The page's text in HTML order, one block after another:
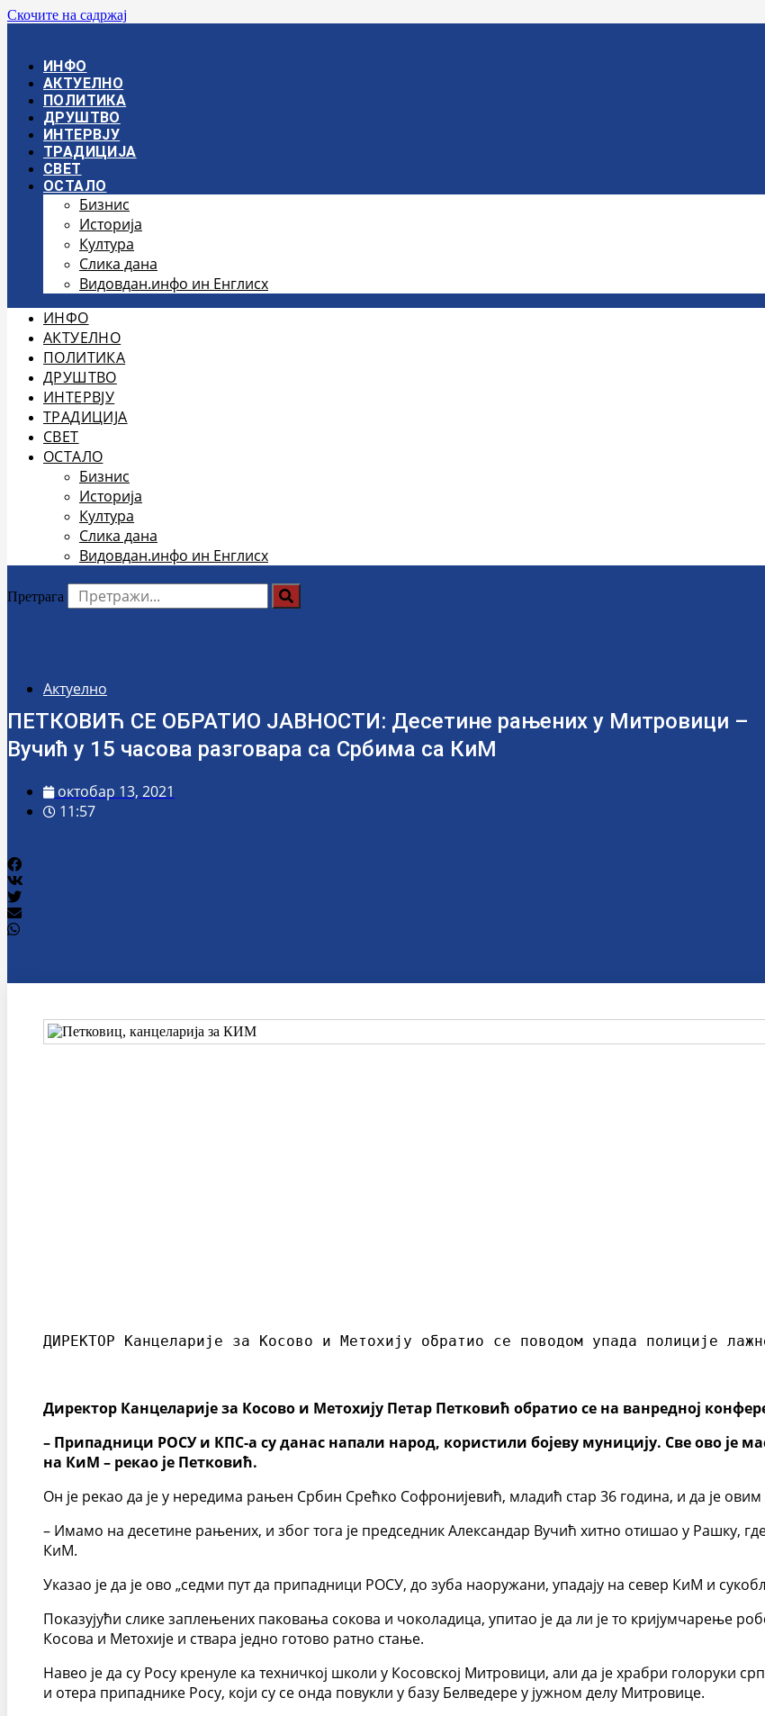
Скочите на садржај
ИНФО
АКТУЕЛНО
ПОЛИТИКА
ДРУШТВО
ИНТЕРВЈУ
ТРАДИЦИЈА
СВЕТ
ОСТАЛО
Бизнис
Историја
Култура
Слика дана
Видовдан.инфо ин Енглисх
ИНФО
АКТУЕЛНО
ПОЛИТИКА
ДРУШТВО
ИНТЕРВЈУ
ТРАДИЦИЈА
СВЕТ
ОСТАЛО
Бизнис
Историја
Култура
Слика дана
Видовдан.инфо ин Енглисх
Претрага
Актуелно
ПЕТКОВИЋ СЕ ОБРАТИО ЈАВНОСТИ: Десетине рањених у Митровици –
Вучић у 15 часова разговара са Србима са КиМ
октобар 13, 2021
11:57
ДИРЕКТОР Канцеларије за Косово и Метохију обратио се поводом упада полиције
Директор Канцеларије за Косово и Метохију Петар Петковић обратио се на ванредној
– Припадници РОСУ и КПС-а су данас напали народ, користили бојеву муницију. Све ово је
на КиМ – рекао је Петковић.
Он је рекао да је у нередима рањен Србин Срећко Софронијевић, младић стар 36 година, и да је овим
– Имамо на десетине рањених, и због тога је председник Александар Вучић хитно отишао у Рашку,
КиМ.
Указао је да је ово „седми пут да припадници РОСУ, до зуба наоружани, упадају на север КиМ и
Показујући слике заплењених паковања сокова и чоколадица, упитао је да ли је то кријумчарење
Косова и Метохије и ствара једно готово ратно стање.
Навео је да су Росу кренуле ка техничкој школи у Косовској Митровици, али да је храбри голоруки
и отера припаднике Росу, који су се онда повукли у базу Белведере у јужном делу Митровице.